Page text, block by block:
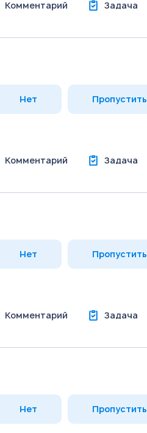
Комментарий Задача
Нет Пропустить
Комментарий Задача
Нет Пропустить
Комментарий Задача
Нет Пропустить